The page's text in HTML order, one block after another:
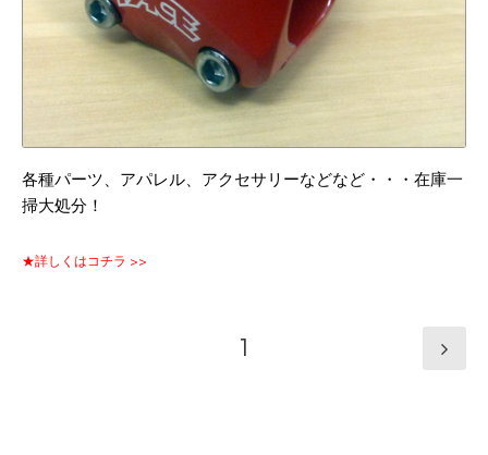
各種パーツ、アパレル、アクセサリーなどなど・・・在庫一
掃大処分！
★詳しくはコチラ >>
1